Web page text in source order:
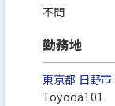
不問
勤務地
東京都 日野市
Toyoda101